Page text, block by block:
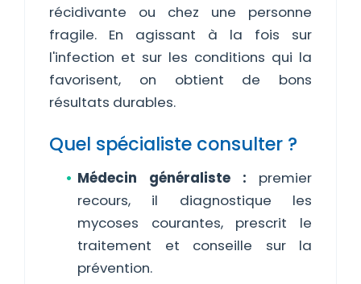
récidivante ou chez une personne
fragile. En agissant à la fois sur
l'infection et sur les conditions qui la
favorisent, on obtient de bons
résultats durables.
Quel spécialiste consulter ?
Médecin généraliste : premier
recours, il diagnostique les
mycoses courantes, prescrit le
traitement et conseille sur la
prévention.